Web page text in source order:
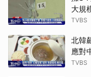
大規
TVBS
北韓
應對
TVBS